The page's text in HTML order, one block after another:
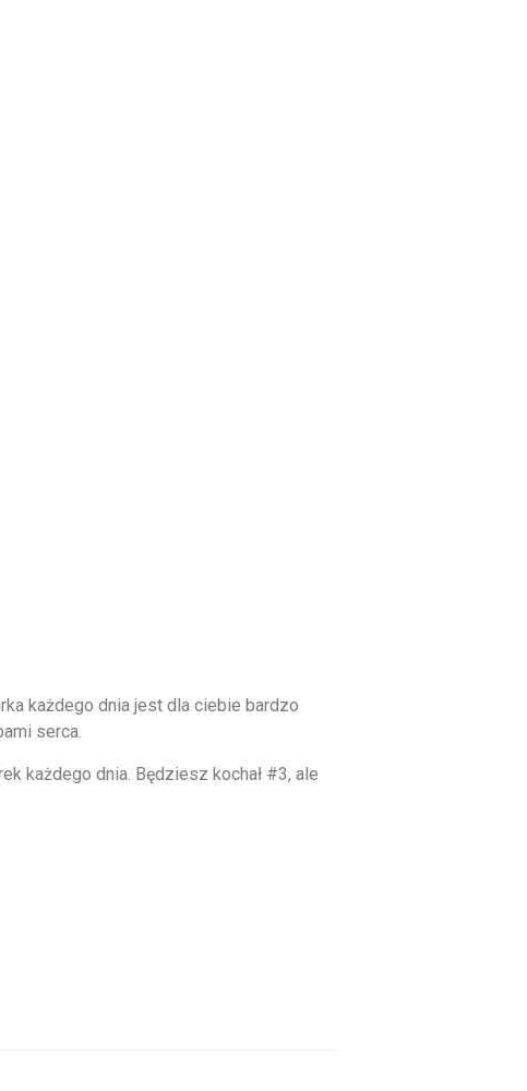
każdego dnia jest dla ciebie bardzo
serca.
każdego dnia. Będziesz kochał #3, ale